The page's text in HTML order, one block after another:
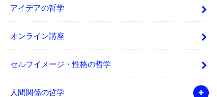
アイデアの哲学
オンライン講座
セルフイメージ・性格の哲学
人間関係の哲学